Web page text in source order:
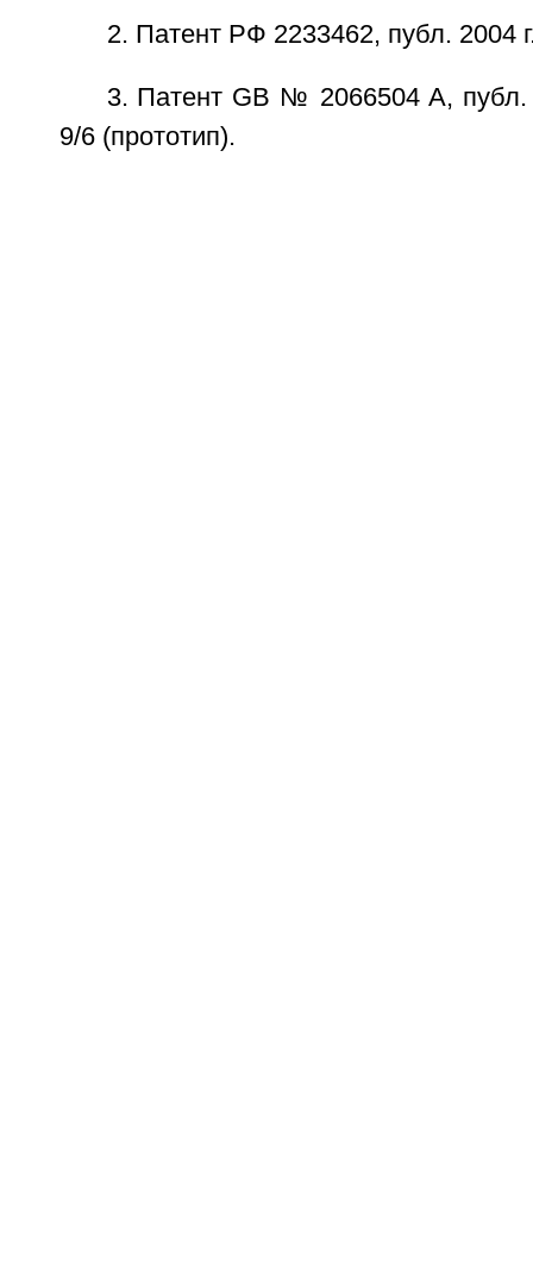
2. Патент РФ 2233462, публ. 2004
3. Патент GB № 2066504 А,
9/6 (прототип).